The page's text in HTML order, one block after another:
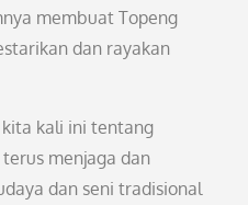
membuat Topeng
dan rayakan
kali ini tentang
menjaga dan
dan seni tradisional